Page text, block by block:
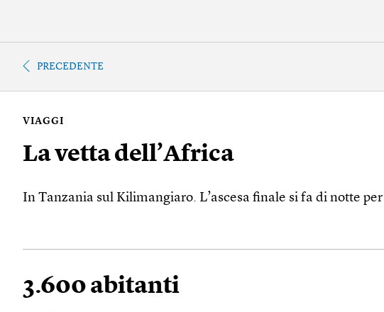
PRECEDENTE
VIAGGI
La vetta dell’Africa
In Tanzania sul Kilimangiaro. L’ascesa finale si fa di notte
3.600 abitanti